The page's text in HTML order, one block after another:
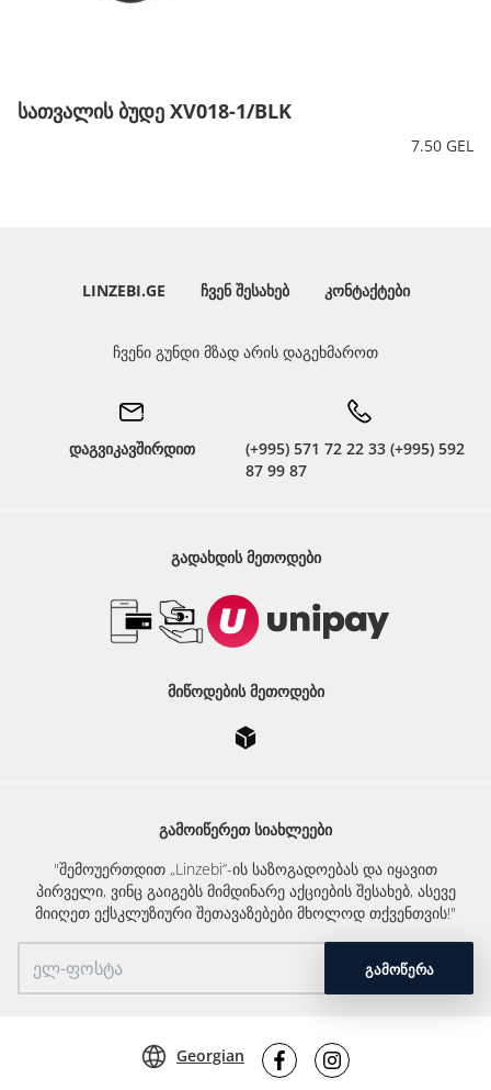
სათვალის ბუდე XV018-1/BLK
7.50 GEL
LINZEBI.GE ᲩᲕᲔᲜ ᲨᲔᲡᲐᲮᲔᲑ ᲙᲝᲜᲢᲐᲥᲢᲔᲑᲘ
ჩვენი გუნდი მზად არის დაგეხმაროთ
დაგვიკავშირდით
(+995) 571 72 22 33 (+995) 592
87 99 87
ᲒᲐᲓᲐᲮᲓᲘᲡ ᲛᲔᲗᲝᲓᲔᲑᲘ
ᲛᲘᲬᲝᲓᲔᲑᲘᲡ ᲛᲔᲗᲝᲓᲔᲑᲘ
ᲒᲐᲛᲝᲘᲬᲔᲠᲔᲗ ᲡᲘᲐᲮᲚᲔᲔᲑᲘ
"შემოუერთდით „Linzebi“-ის საზოგადოებას და იყავით
პირველი, ვინც გაიგებს მიმდინარე აქციების შესახებ, ასევე
მიიღეთ ექსკლუზიური შეთავაზებები მხოლოდ თქვენთვის!"
ᲒᲐᲛᲝᲬᲔᲠᲐ
Georgian